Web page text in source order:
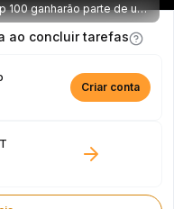
100 ganharão parte de um
toda semana.
ao concluir tarefas
Criar conta